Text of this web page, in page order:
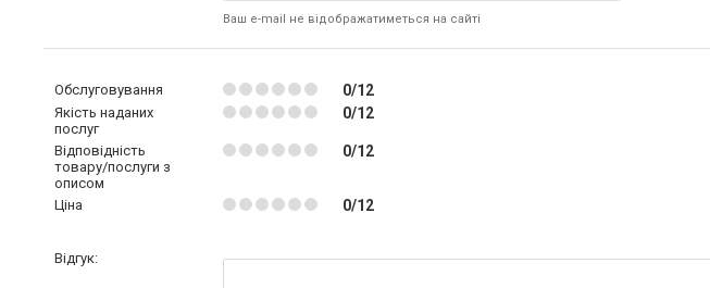
Ваш e-mail не відображатиметься на сайті
Обслуговування 0/12
Якість наданих
послуг
0/12
Відповідність
товару/послуги з
описом
0/12
Ціна 0/12
Відгук: